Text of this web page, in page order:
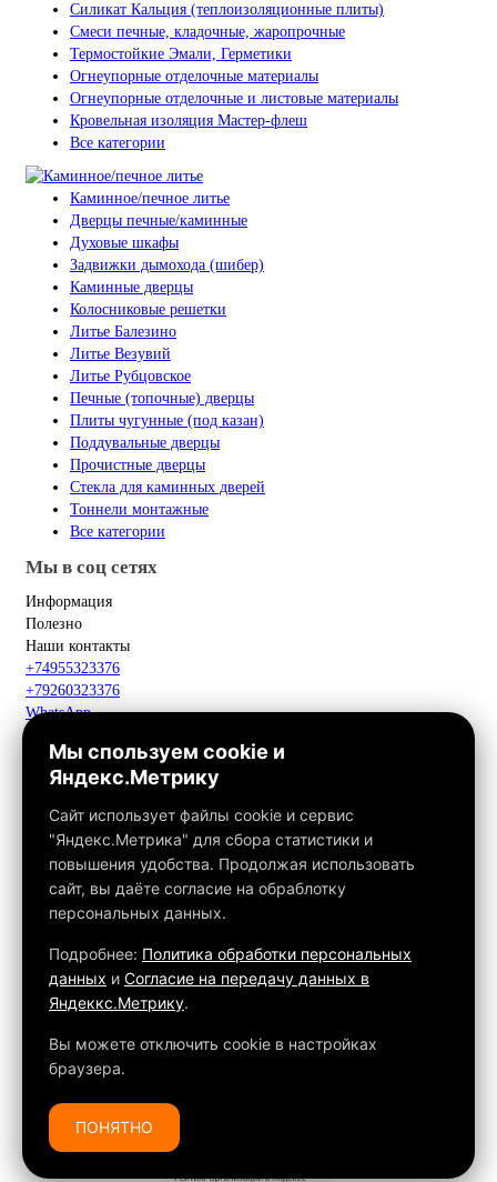
Силикат Кальция (теплоизоляционные плиты)
Смеси печные, кладочные, жаропрочные
Термостойкие Эмали, Герметики
Огнеупорные отделочные материалы
Огнеупорные отделочные и листовые материалы
Кровельная изоляция Мастер-флеш
Все категории
Каминное/печное литье
Дверцы печные/каминные
Духовые шкафы
Задвижки дымохода (шибер)
Каминные дверцы
Колосниковые решетки
Литье Балезино
Литье Везувий
Литье Рубцовское
Печные (топочные) дверцы
Плиты чугунные (под казан)
Поддувальные дверцы
Прочистные дверцы
Стекла для каминных дверей
Тоннели монтажные
Все категории
Мы в соц сетях
Информация
Полезно
Наши контакты
+74955323376
+79260323376
WhatsApp
Макс
info@fox-kamin.ru
Наш адрес
Московская область, г. Павловский Посад, дер. Фатеево, д. 3П,
офис 113
Работаем с 10:00 до 18:00
Связаться с нами
Обращаем ваше внимание на то, что данный интернет-сайт, а
также вся информация о товарах и ценах, предоставленная на
нём, носит исключительно информационный характер и ни при
каких условиях не является публичной офертой, определяемой
положениями Статьи 437 ГК РФ.
Мы спользуем cookie и
Яндекс.Метрику
Сайт использует файлы cookie и сервис
"Яндекс.Метрика" для сбора статистики и
повышения удобства. Продолжая использовать
сайт, вы даёте согласие на обраблотку
персональных данных.
Подробнее: Политика обработки персональных
данных и Согласие на передачу данных в
Яндеккс.Метрику.
Вы можете отключить cookie в настройках
браузера.
ПОНЯТНО